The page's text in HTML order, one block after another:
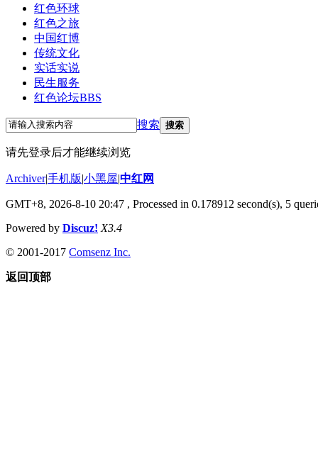
红色环球
红色之旅
中国红博
传统文化
实话实说
民生服务
红色论坛BBS
搜索 搜索
请先登录后才能继续浏览
Archiver|手机版|小黑屋|中红网
GMT+8, 2026-8-10 20:47 , Processed in 0.178912 second(s), 5
Powered by Discuz! X3.4
© 2001-2017 Comsenz Inc.
返回顶部